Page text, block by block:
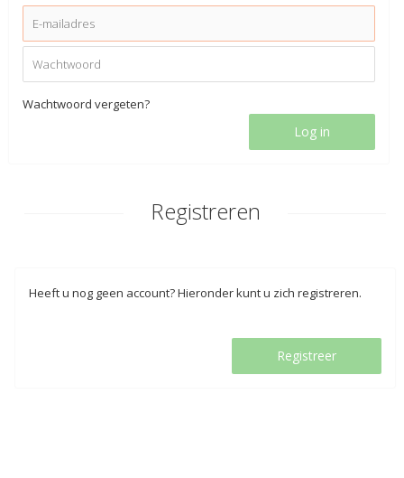
Wachtwoord vergeten?
Log in
Registreren
Heeft u nog geen account? Hieronder kunt u zich registreren.
Registreer